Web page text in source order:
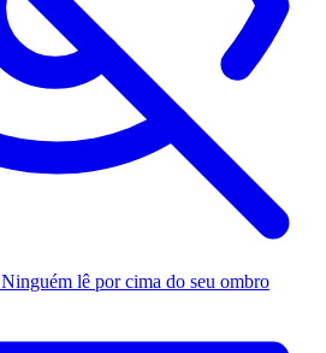
Ninguém lê por cima do seu ombro